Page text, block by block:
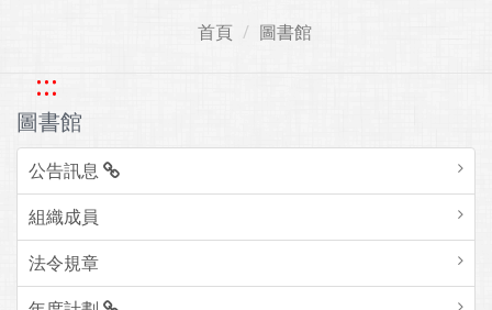
首頁 圖書館
:::
圖書館
公告訊息
組織成員
法令規章